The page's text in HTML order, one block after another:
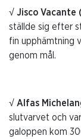
√ Jisco Vacante
ställde sig efter
fin upphämtning
genom mål.
√ Alfas
slutvarvet och
galoppen kom